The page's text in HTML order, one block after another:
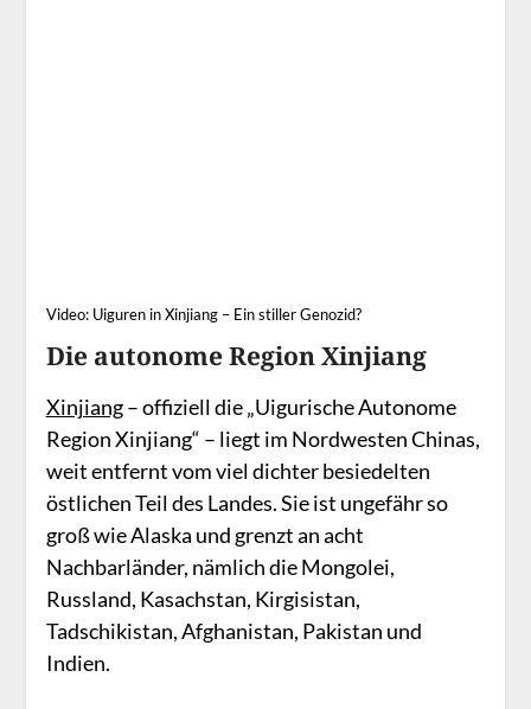
Video: Uiguren in Xinjiang – Ein stiller Genozid?
Die autonome Region Xinjiang
Xinjiang– offiziell die „Uigurische Autonome
Region Xinjiang“ – liegt im Nordwesten Chinas,
weit entfernt vom viel dichter besiedelten
östlichen Teil des Landes. Sie ist ungefähr so
groß wie Alaska und grenzt an acht
Nachbarländer, nämlich die Mongolei,
Russland, Kasachstan, Kirgisistan,
Tadschikistan, Afghanistan, Pakistan und
Indien.